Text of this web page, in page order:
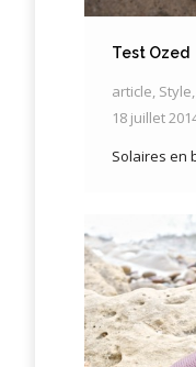
Test Ozed
article, Style,
18 juillet
Solaires en